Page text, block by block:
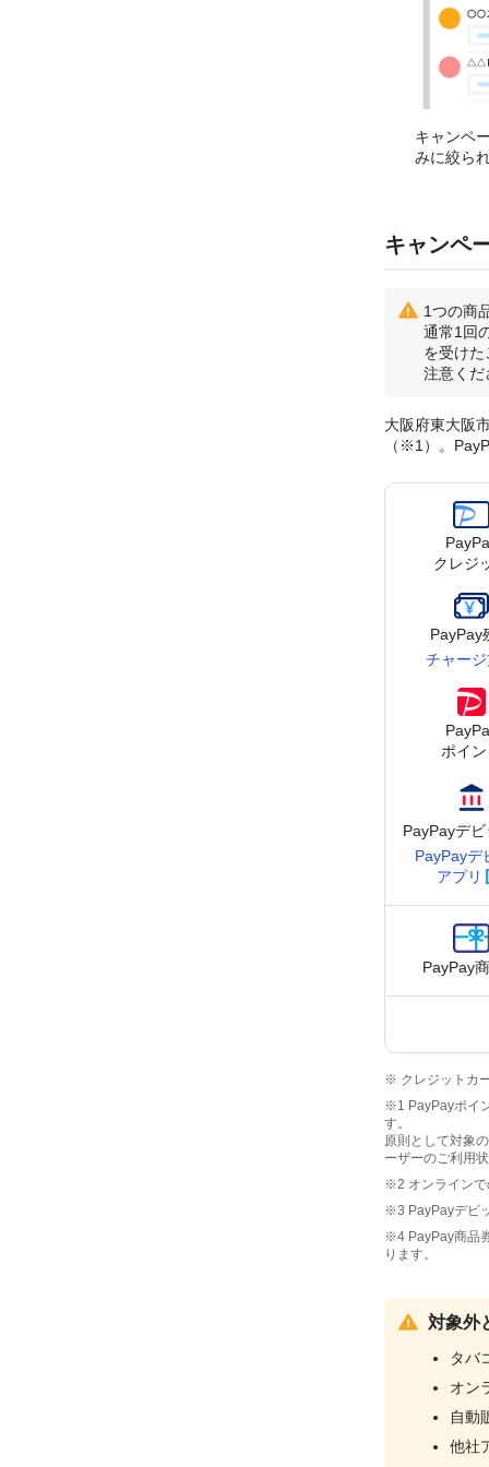
キャンペ
みに絞ら
キャンペ
1つの商
通常1回
を受け
注意くだ
大阪府東大阪
（※1）。
クレジ
PayPay
チャー
ポイ
PayPayデ
PayPayデ
アプリ
PayPay
※ クレジットカ
※1 PayPayポイ
す。
原則として対象
ーザーのご利用
※2 オンラインで
※3 PayPayデビ
※4 PayPay商品
ります。
対象外
タバ
オン
自動
他社